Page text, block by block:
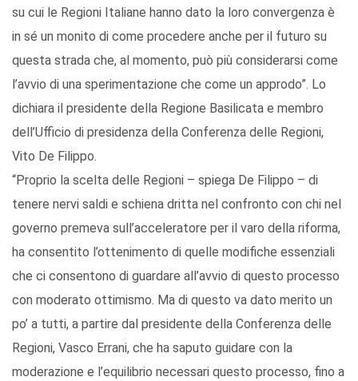
su cui le Regioni Italiane hanno dato la loro convergenza è
in sé un monito di come procedere anche per il futuro su
questa strada che, al momento, può più considerarsi come
l’avvio di una sperimentazione che come un approdo”. Lo
dichiara il presidente della Regione Basilicata e membro
dell’Ufficio di presidenza della Conferenza delle Regioni,
Vito De Filippo.
“Proprio la scelta delle Regioni – spiega De Filippo – di
tenere nervi saldi e schiena dritta nel confronto con chi nel
governo premeva sull’acceleratore per il varo della riforma,
ha consentito l’ottenimento di quelle modifiche essenziali
che ci consentono di guardare all’avvio di questo processo
con moderato ottimismo. Ma di questo va dato merito un
po’ a tutti, a partire dal presidente della Conferenza delle
Regioni, Vasco Errani, che ha saputo guidare con la
moderazione e l’equilibrio necessari questo processo, fino a